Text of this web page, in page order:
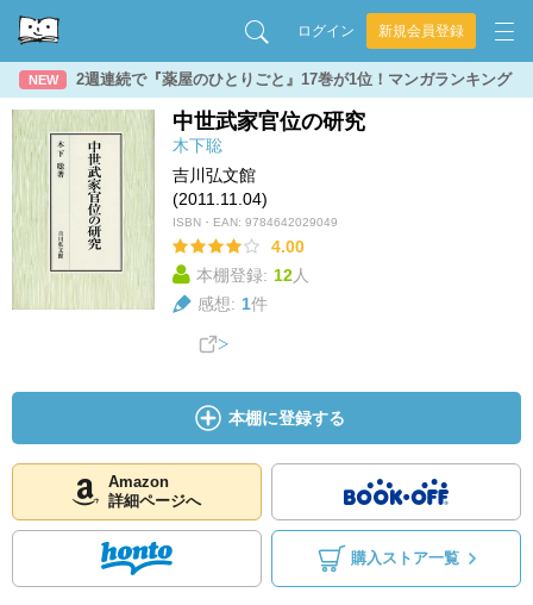
ログイン 新規会員登録
NEW 2週連続で『薬屋のひとりごと』17巻が1位！マンガランキング
中世武家官位の研究
木下聡
吉川弘文館
(2011.11.04)
ISBN・EAN: 9784642029049
4.00
本棚登録: 12人
感想: 1件
本棚に登録する
Amazon
詳細ページへ
購入ストア一覧